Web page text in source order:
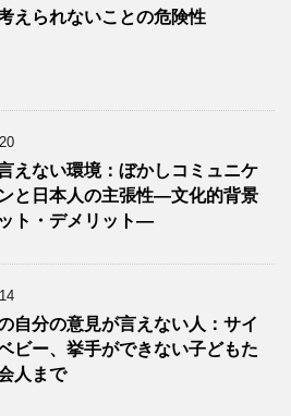
えられないことの危険性
えない環境：ぼかしコミュニケ
と日本人の主張性―文化的背景
ト・デメリット―
自分の意見が言えない人：サイ
ビー、挙手ができない子どもた
人まで